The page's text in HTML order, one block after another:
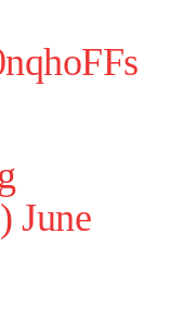
June